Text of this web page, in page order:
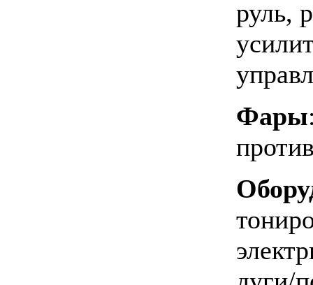
руль,
Фары